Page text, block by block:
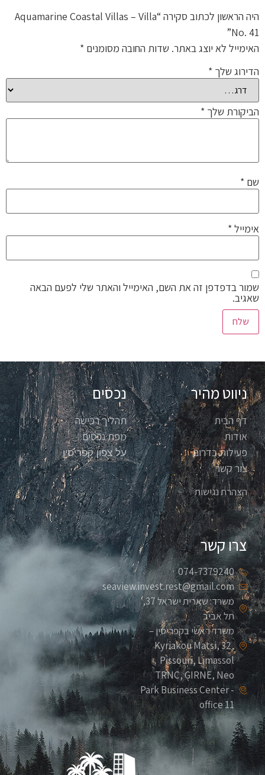
היה הראשון לכתוב סקירה “Aquamarine Coastal Villas – Villa
No. 41”
האימייל לא יוצג באתר. שדות החובה מסומנים *
הדירוג שלך *
הביקורת שלך *
שם *
אימייל *
שמור בדפדפן זה את השם, האימייל והאתר שלי לפעם הבאה
שאגיב.
ניווט מהיר
דף הבית
אודות
פעילות בדרום
צור קשר
הצהרת נגישות
נכסים
תהליך רכישה
מפת נכסים
על צפון קפריסין
צרו קשר
074-7379240
seaview.invest.rest@gmail.com
משרד: שארית ישראל 37,
תל אביב
משרד ראשי בקפריסין –
Kyriakou Matsi, 32,
Pissouri, Limassol
TRNC, GIRNE, Neo
Park Business Center -
office 11